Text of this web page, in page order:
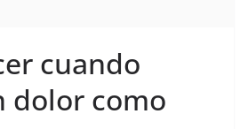
cuando
dolor como